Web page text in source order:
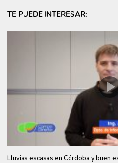
TE PUEDE INTERESAR:
Lluvias escasas en Córdoba y buen